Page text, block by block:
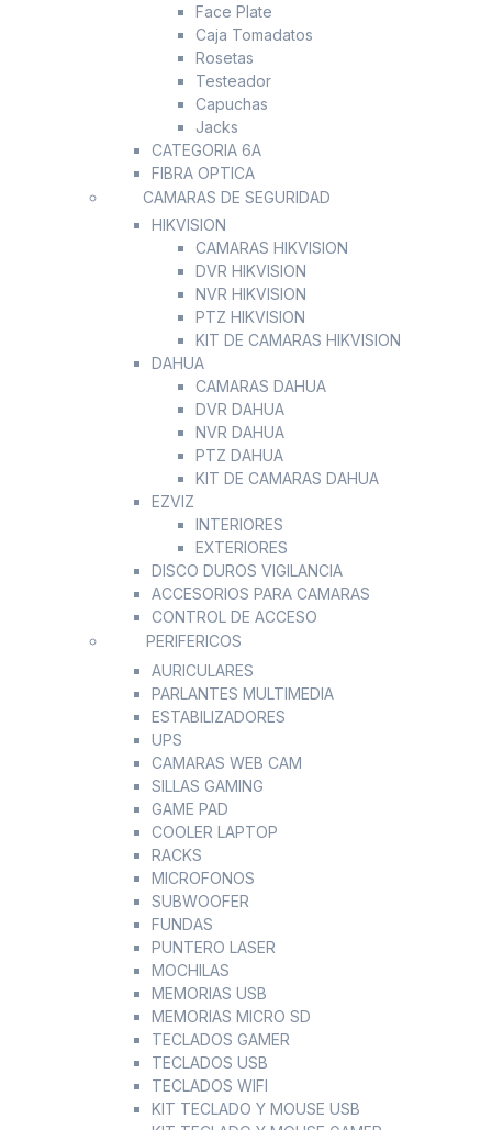
Face Plate
Caja Tomadatos
Rosetas
Testeador
Capuchas
Jacks
CATEGORIA 6A
FIBRA OPTICA
CAMARAS DE SEGURIDAD
HIKVISION
CAMARAS HIKVISION
DVR HIKVISION
NVR HIKVISION
PTZ HIKVISION
KIT DE CAMARAS HIKVISION
DAHUA
CAMARAS DAHUA
DVR DAHUA
NVR DAHUA
PTZ DAHUA
KIT DE CAMARAS DAHUA
EZVIZ
INTERIORES
EXTERIORES
DISCO DUROS VIGILANCIA
ACCESORIOS PARA CAMARAS
CONTROL DE ACCESO
PERIFERICOS
AURICULARES
PARLANTES MULTIMEDIA
ESTABILIZADORES
UPS
CAMARAS WEB CAM
SILLAS GAMING
GAME PAD
COOLER LAPTOP
RACKS
MICROFONOS
SUBWOOFER
FUNDAS
PUNTERO LASER
MOCHILAS
MEMORIAS USB
MEMORIAS MICRO SD
TECLADOS GAMER
TECLADOS USB
TECLADOS WIFI
KIT TECLADO Y MOUSE USB